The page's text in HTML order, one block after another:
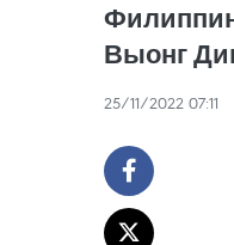
Выонг
25/11/2022 07:11